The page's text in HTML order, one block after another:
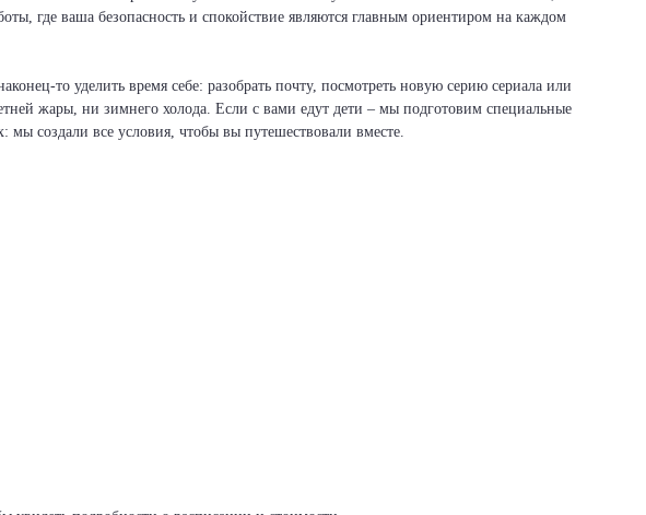
где ваша безопасность и спокойствие являются главным ориентиром на каждом
то уделить время себе: разобрать почту, посмотреть новую серию сериала или
жары, ни зимнего холода. Если с вами едут дети – мы подготовим специальные
мы создали все условия, чтобы вы путешествовали вместе.